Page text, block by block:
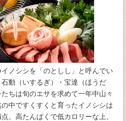
ノシシを「のとしし」と呼んでい
動（いするぎ）・宝達（ほうだ
ちは旬のエサを求めて一年中山々
中ですくすくと育ったイノシシは
。高たんぱくで低カロリーな上、